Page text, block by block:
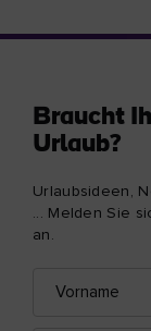
Braucht
Urlaub?
Urlaubsideen,
... Melden Sie
an.
Mail-